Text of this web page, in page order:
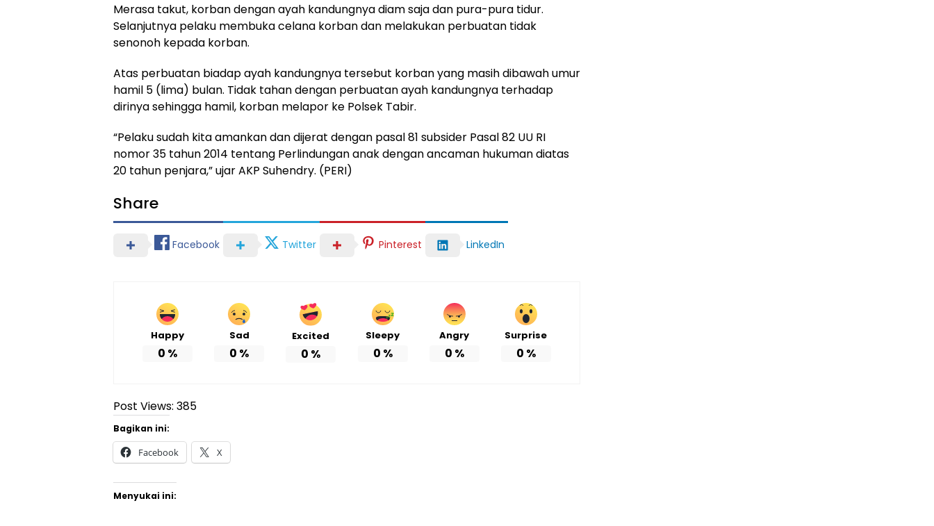
Merasa takut, korban dengan ayah kandungnya diam saja dan pura-pura tidur.
Selanjutnya pelaku membuka celana korban dan melakukan perbuatan tidak
senonoh kepada korban.
Atas perbuatan biadap ayah kandungnya tersebut korban yang masih dibawah umur
hamil 5 (lima) bulan. Tidak tahan dengan perbuatan ayah kandungnya terhadap
dirinya sehingga hamil, korban melapor ke Polsek Tabir.
“Pelaku sudah kita amankan dan dijerat dengan pasal 81 subsider Pasal 82 UU RI
nomor 35 tahun 2014 tentang Perlindungan anak dengan ancaman hukuman diatas
20 tahun penjara,” ujar AKP Suhendry. (PERI)
Share
Facebook Twitter Pinterest LinkedIn
Happy
0 %
Sad
0 %
Excited
0 %
Sleepy
0 %
Angry
0 %
Surprise
0 %
Post Views: 385
Bagikan ini:
Facebook X
Menyukai ini: